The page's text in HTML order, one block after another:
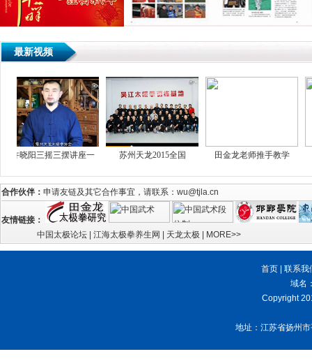
最新视频
晓阳三摇三摆讲座一 苏州天龙2015全国 田金龙老师推手教学
合作伙伴： 申请友链及其它合作事宜，请联系：wu@tjla.cn
友情链接：
中国太极论坛
江海太极拳养生网 天龙太极 MORE>>
首页
联系我
域名
Copyright
地址：江苏省扬州